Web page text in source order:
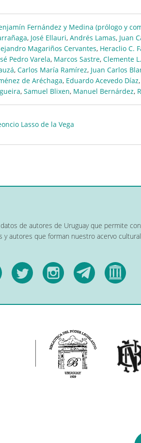
Fernández y Medina (prólogo y
, José Ellauri, Andrés Lamas, Juan
Magariños Cervantes, Heraclio C.
Pedro Varela, Marcos Sastre, Clemente
, Carlos María Ramírez, Juan Carlos
de Aréchaga, Eduardo Acevedo Díaz,
, Samuel Blixen, Manuel Bernárdez,
Lasso de la Vega
de autores de Uruguay que permite
y autores que forman nuestro acervo